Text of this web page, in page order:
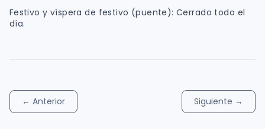
Festivo y víspera de festivo (puente): Cerrado todo el
día.
← Anterior Siguiente →